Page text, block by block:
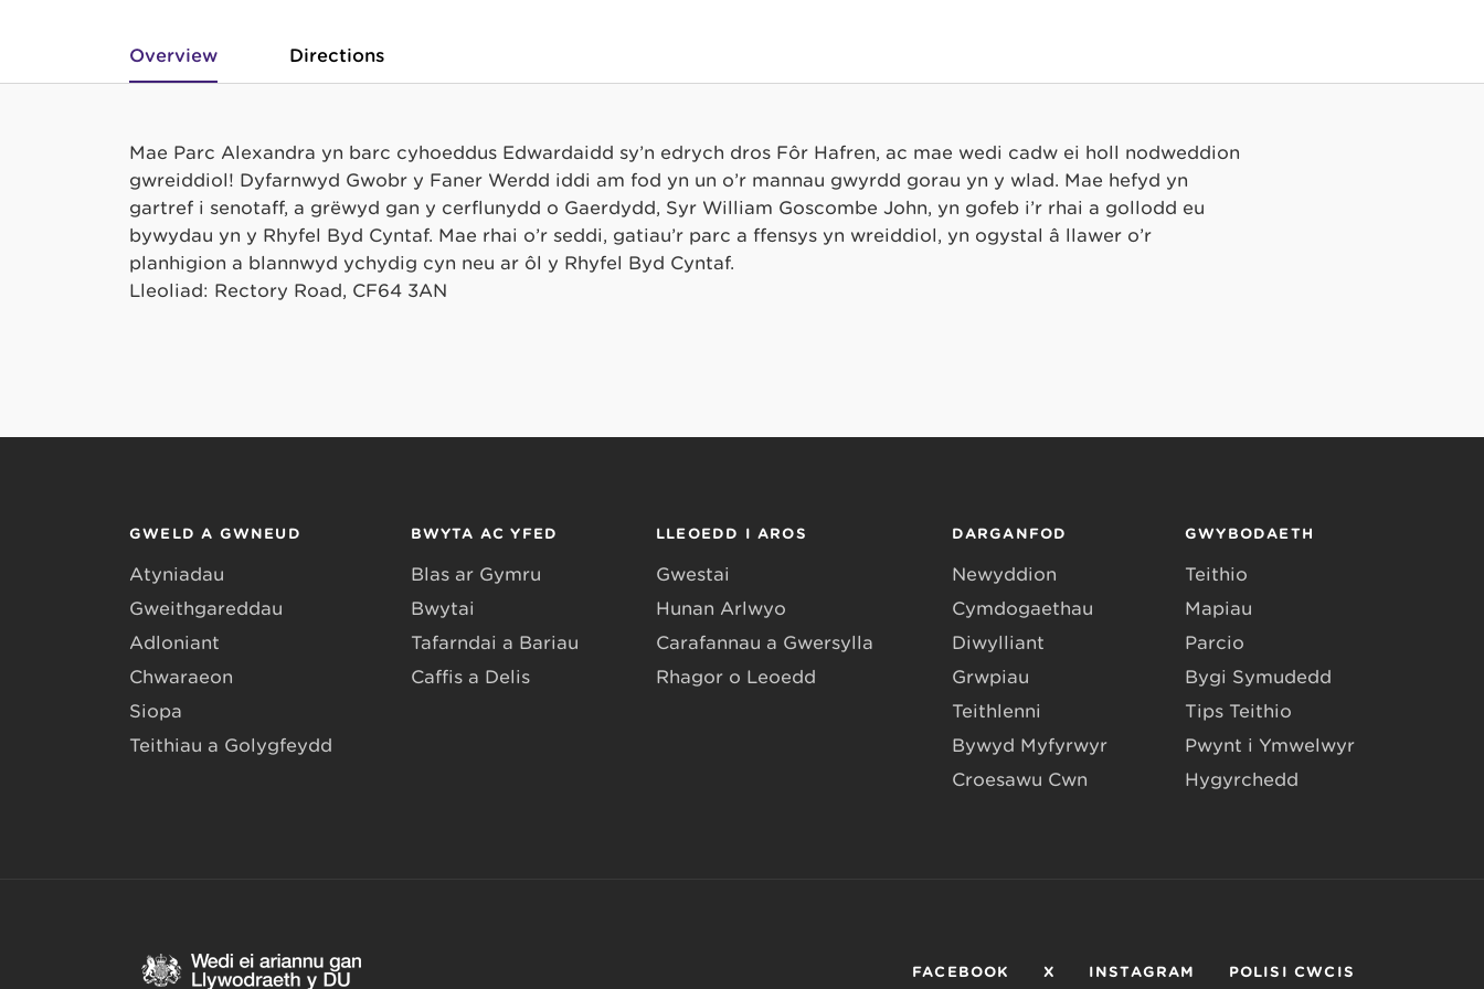
Overview Directions
Mae Parc Alexandra yn barc cyhoeddus Edwardaidd sy’n edrych dros Fôr Hafren, ac mae wedi cadw ei holl nodweddion
gwreiddiol! Dyfarnwyd Gwobr y Faner Werdd iddi am fod yn un o’r mannau gwyrdd gorau yn y wlad. Mae hefyd yn
gartref i senotaff, a grëwyd gan y cerflunydd o Gaerdydd, Syr William Goscombe John, yn gofeb i’r rhai a gollodd eu
bywydau yn y Rhyfel Byd Cyntaf. Mae rhai o’r seddi, gatiau’r parc a ffensys yn wreiddiol, yn ogystal â llawer o’r
planhigion a blannwyd ychydig cyn neu ar ôl y Rhyfel Byd Cyntaf.
Lleoliad: Rectory Road, CF64 3AN
GWELD A GWNEUD
Atyniadau
Gweithgareddau
Adloniant
Chwaraeon
Siopa
Teithiau a Golygfeydd
BWYTA AC YFED
Blas ar Gymru
Bwytai
Tafarndai a Bariau
Caffis a Delis
LLEOEDD I AROS
Gwestai
Hunan Arlwyo
Carafannau a Gwersylla
Rhagor o Leoedd
DARGANFOD
Newyddion
Cymdogaethau
Diwylliant
Grwpiau
Teithlenni
Bywyd Myfyrwyr
Croesawu Cŵn
GWYBODAETH
Teithio
Mapiau
Parcio
Bygi Symudedd
Tips Teithio
Pwynt i Ymwelwyr
Hygyrchedd
FACEBOOK X INSTAGRAM POLISI CWCIS